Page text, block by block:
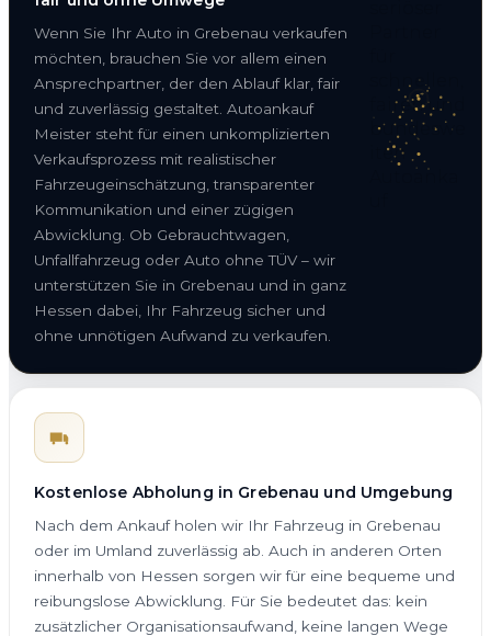
Wenn Sie Ihr Auto in Grebenau verkaufen
möchten, brauchen Sie vor allem einen
Ansprechpartner, der den Ablauf klar, fair
und zuverlässig gestaltet. Autoankauf
Meister steht für einen unkomplizierten
Verkaufsprozess mit realistischer
Fahrzeugeinschätzung, transparenter
Kommunikation und einer zügigen
Abwicklung. Ob Gebrauchtwagen,
Unfallfahrzeug oder Auto ohne TÜV – wir
unterstützen Sie in Grebenau und in ganz
Hessen dabei, Ihr Fahrzeug sicher und
ohne unnötigen Aufwand zu verkaufen.
Kostenlose Abholung in Grebenau und Umgebung
Nach dem Ankauf holen wir Ihr Fahrzeug in Grebenau
oder im Umland zuverlässig ab. Auch in anderen Orten
innerhalb von Hessen sorgen wir für eine bequeme und
reibungslose Abwicklung. Für Sie bedeutet das: kein
zusätzlicher Organisationsaufwand, keine langen Wege